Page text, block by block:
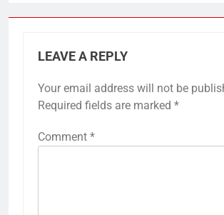
LEAVE A REPLY
Your email address will not be
Required fields are marked *
Comment *